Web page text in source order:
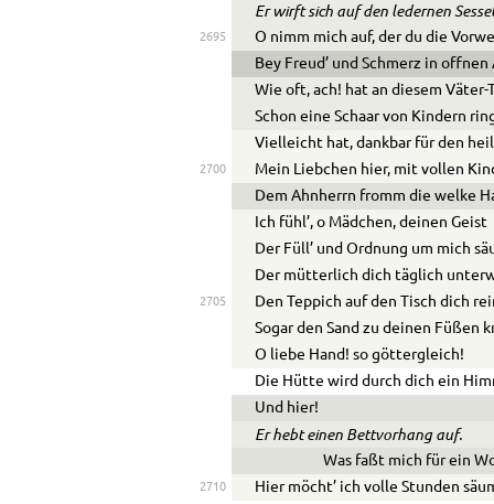
Er wirft sich auf den ledernen
2695
O nimm mich auf, der du die
Bey Freud’ und Schmerz in
Wie oft, ach! hat an diesem Väter-
Schon eine Schaar von Kindern
Vielleicht hat, dankbar für den
2700
Mein Liebchen hier, mit vollen
Dem Ahnherrn fromm die welke
Ich fühl’, o Mädchen, deinen Geist
Der Füll’ und Ordnung um mich
Der mütterlich dich täglich
2705
Den Teppich auf den Tisch dich
Sogar den Sand zu deinen Füßen
O liebe Hand! so göttergleich!
Die Hütte wird durch dich ein
Und hier!
Er hebt einen Bettvorhang auf.
Was faßt mich für ein
2710
Hier möcht’ ich volle Stunden